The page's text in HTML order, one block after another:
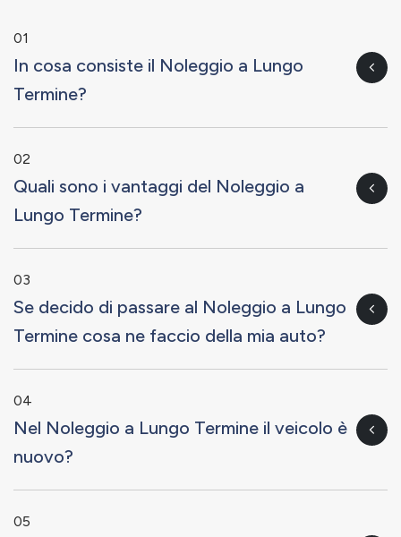
01
In cosa consiste il Noleggio a Lungo
Termine?
02
Quali sono i vantaggi del Noleggio a
Lungo Termine?
03
Se decido di passare al Noleggio a Lungo
Termine cosa ne faccio della mia auto?
04
Nel Noleggio a Lungo Termine il veicolo è
nuovo?
05